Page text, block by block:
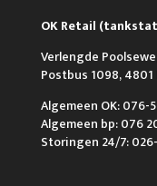
OK Retail
Verlengde
Postbus 1098, 4801
Algemeen OK: 076-
Algemeen bp: 076
Storingen 24/7: